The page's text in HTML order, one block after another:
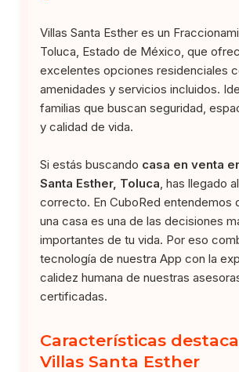
Villas Santa Esther es un
Toluca, Estado de México, que
excelentes opciones residenciales
amenidades y servicios incluidos.
familias que buscan seguridad,
y calidad de vida.
Si estás buscando casa en venta
Santa Esther, Toluca , has llegado
correcto. En CuboRed entendemos
una casa es una de las decisiones
importantes de tu vida. Por eso
tecnología de nuestra App con la
calidez humana de nuestras
certificadas.
Características
Villas Santa Esther